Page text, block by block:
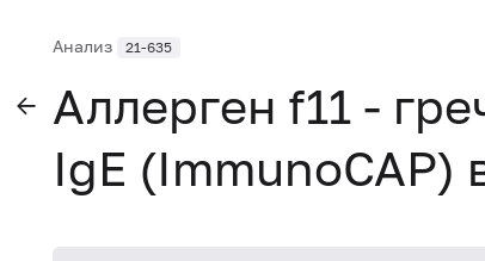
Анализ 21-635
Аллерген f11 -
IgE (ImmunoCAP)